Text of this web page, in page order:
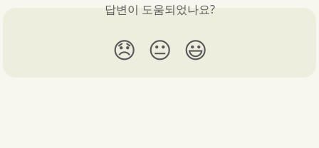
답변이 도움되었나요?
😞 😐 😃